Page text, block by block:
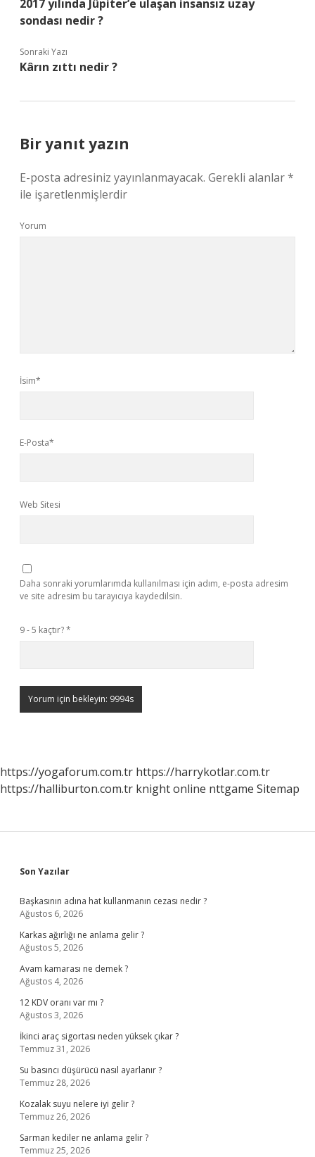
2017 yılında Jüpiter’e ulaşan insansız uzay
sondası nedir ?
Sonraki Yazı
Kârın zıttı nedir ?
Bir yanıt yazın
E-posta adresiniz yayınlanmayacak. Gerekli alanlar*
ile işaretlenmişlerdir
Yorum
İsim*
E-Posta*
Web Sitesi
Daha sonraki yorumlarımda kullanılması için adım, e-posta adresim
ve site adresim bu tarayıcıya kaydedilsin.
9 - 5 kaçtır?*
https://yogaforum.com.tr https://harrykotlar.com.tr
https://halliburton.com.tr knight online nttgame Sitemap
Sidebar
Son Yazılar
Başkasının adına hat kullanmanın cezası nedir ?
Ağustos 6, 2026
Karkas ağırlığı ne anlama gelir ?
Ağustos 5, 2026
Avam kamarası ne demek ?
Ağustos 4, 2026
12 KDV oranı var mı ?
Ağustos 3, 2026
İkinci araç sigortası neden yüksek çıkar ?
Temmuz 31, 2026
Su basıncı düşürücü nasıl ayarlanır ?
Temmuz 28, 2026
Kozalak suyu nelere iyi gelir ?
Temmuz 26, 2026
Sarman kediler ne anlama gelir ?
Temmuz 25, 2026